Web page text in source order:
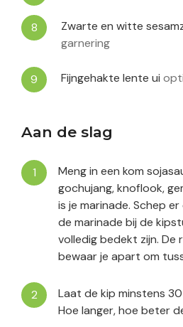
Zwarte en witte
garnering
Fijngehakte lente ui
Aan de slag
Meng in een kom
gochujang, knoflook,
is je marinade. Schep
de marinade bij de
volledig bedekt zijn. De
bewaar je apart om
Laat de kip minstens
Hoe langer, hoe beter